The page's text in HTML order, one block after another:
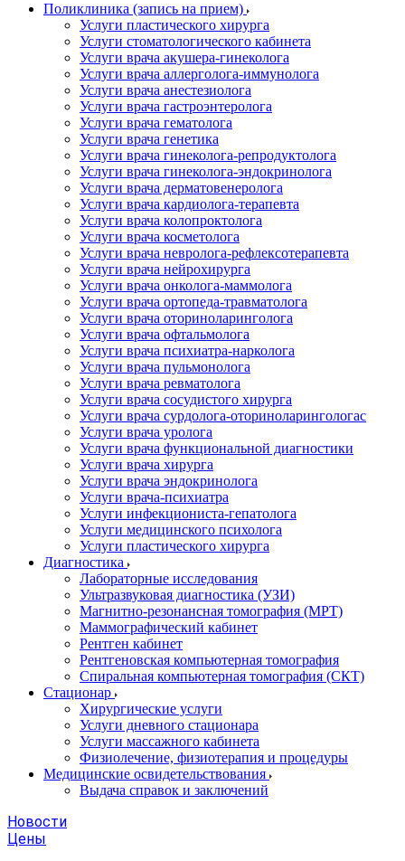
Поликлиника (запись на прием)
Услуги пластического хирурга
Услуги стоматологического кабинета
Услуги врача акушера-гинеколога
Услуги врача аллерголога-иммунолога
Услуги врача анестезиолога
Услуги врача гастроэнтеролога
Услуги врача гематолога
Услуги врача генетика
Услуги врача гинеколога-репродуктолога
Услуги врача гинеколога-эндокринолога
Услуги врача дерматовенеролога
Услуги врача кардиолога-терапевта
Услуги врача колопроктолога
Услуги врача косметолога
Услуги врача невролога-рефлексотерапевта
Услуги врача нейрохирурга
Услуги врача онколога-маммолога
Услуги врача ортопеда-травматолога
Услуги врача оториноларинголога
Услуги врача офтальмолога
Услуги врача психиатра-нарколога
Услуги врача пульмонолога
Услуги врача ревматолога
Услуги врача сосудистого хирурга
Услуги врача сурдолога-оториноларингологас
Услуги врача уролога
Услуги врача функциональной диагностики
Услуги врача хирурга
Услуги врача эндокринолога
Услуги врача-психиатра
Услуги инфекциониста-гепатолога
Услуги медицинского психолога
Услуги пластического хирурга
Диагностика
Лабораторные исследования
Ультразвуковая диагностика (УЗИ)
Магнитно-резонансная томография (МРТ)
Маммографический кабинет
Рентген кабинет
Рентгеновская компьютерная томография
Спиральная компьютерная томография (СКТ)
Стационар
Хирургические услуги
Услуги дневного стационара
Услуги массажного кабинета
Физиолечение, физиотерапия и процедуры
Медицинские освидетельствования
Выдача справок и заключений
Новости
Цены